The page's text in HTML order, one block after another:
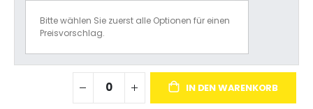
Bitte wählen Sie zuerst alle Optionen für einen
Preisvorschlag.
IN DEN WARENKORB